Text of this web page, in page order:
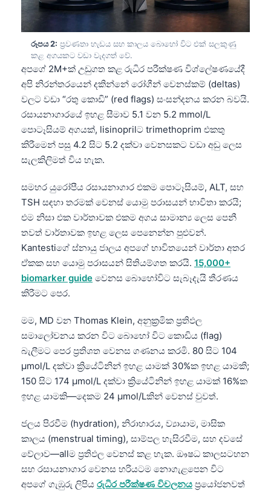
රූපය 2: ප්‍රවණතා හැඩය සහ කාලය බොහෝ විට එක් සලකුණු
කළ අගයකට වඩා වැදගත් වේ.
අපගේ 2M+ක් උඩුගත කළ රුධිර පරීක්ෂණ විශ්ලේෂණයේදී
අපි නිරන්තරයෙන් දකින්නේ රෝගීන් වෙනස්කම් (deltas)
වලට වඩා “රතු කොඩි” (red flags) සංසන්දනය කරන බවයි.
රසායනාගාරයේ ඉහළ සීමාව 5.1 වන 5.2 mmol/L
පොටෑසියම් අගයක්, lisinoprilට trimethoprim එකතු
කිරීමෙන් පසු 4.2 සිට 5.2 දක්වා වෙනසකට වඩා අඩු ලෙස
සැලකිලිමත් විය හැක.
සමහර යුරෝපීය රසායනාගාර එකම පොටෑසියම්, ALT, සහ
TSH සඳහා තරමක් වෙනස් යොමු පරාසයන් භාවිතා කරයි;
එම නිසා එක වාර්තාවක එකම අගය සාමාන්‍ය ලෙස පෙනී
තවත් වාර්තාවක ඉහළ ලෙස පෙනෙන්න පුළුවන්.
Kantestiගේ ස්නායු ජාලය අපගේ භාවිතයෙන් වාර්තා අතර
ඒකක සහ යොමු පරාසයන් සිතියම්ගත කරයි. 15,000+
biomarker guide වෙනස බොහෝවිට සැබෑදැයි තීරණය
කිරීමට පෙර.
මම, MD වන Thomas Klein, අනුක්‍රමික ප්‍රතිඵල
සමාලෝචනය කරන විට බොහෝ විට කොඩිය (flag)
බැලීමට පෙර ප්‍රතිශත වෙනස ගණනය කරමි. 80 සිට 104
µmol/L දක්වා ක්‍රියේටිනින් ඉහළ යාමක් 30%ක ඉහළ යාමකි;
150 සිට 174 µmol/L දක්වා ක්‍රියේටිනින් ඉහළ යාමක් 16%ක
ඉහළ යාමකි—දෙකම 24 µmol/Lකින් වෙනස් වුවත්.
ජලය පිරවීම (hydration), නිරාහාරය, ව්‍යායාම, මාසික
කාලය (menstrual timing), සාම්පල හැසිරවීම, සහ දවසේ
වේලාව—allම ප්‍රතිඵල වෙනස් කළ හැක. ඖෂධ කාලසටහන
සහ රසායනාගාර වෙනස හරියටම නොගැළපෙන විට
අපගේ ගැඹුරු ලිපිය රුධිර පරීක්ෂණ විචලනය ප්‍රයෝජනවත්